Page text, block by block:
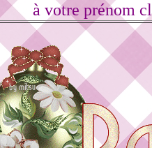
à votre prénom